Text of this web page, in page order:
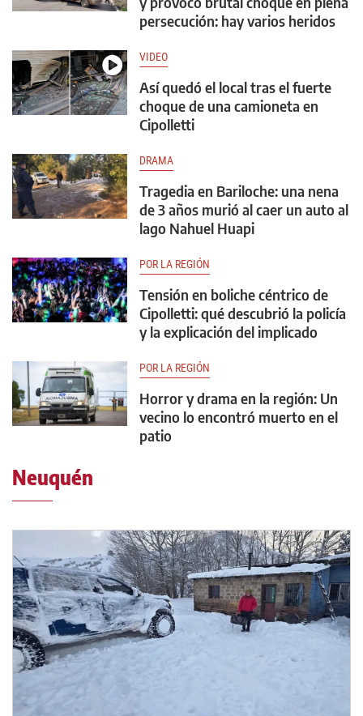
persecución: hay varios heridos
VIDEO
Así quedó el local tras el fuerte
choque de una camioneta en
Cipolletti
DRAMA
Tragedia en Bariloche: una nena
de 3 años murió al caer un auto al
lago Nahuel Huapi
POR LA REGIÓN
Tensión en boliche céntrico de
Cipolletti: qué descubrió la policía
y la explicación del implicado
POR LA REGIÓN
Horror y drama en la región: Un
vecino lo encontró muerto en el
patio
Neuquén